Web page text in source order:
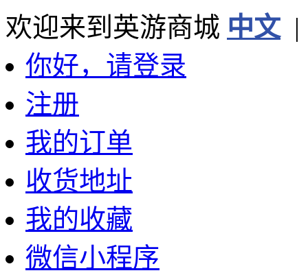
欢迎来到英游商城 中文
你好，请登录
注册
我的订单
收货地址
我的收藏
微信小程序